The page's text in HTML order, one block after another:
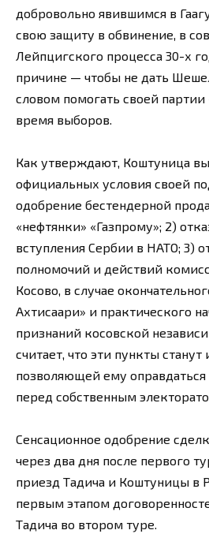
добровольно явившимся в
свою защиту в обвинение, в
Лейпцигского процесса 30-х
причине — чтобы не дать
словом помогать своей
время выборов.
Как утверждают, Коштуница
официальных условия своей
одобрение бестендерной
«нефтянки» «Газпрому»; 2)
вступления Сербии в НАТО; 3)
полномочий и действий
Косово, в случае
Ахтисаари» и практического
признаний косовской
считает, что эти пункты
позволяющей ему
перед собственным
Сенсационное одобрение
через два дня после первого
приезд Тадича и Коштуницы в
первым этапом
Тадича во втором туре.